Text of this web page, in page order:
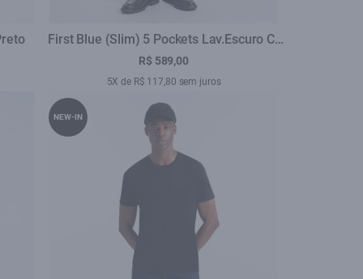
First Blue (Slim) 5 Pockets Lav.Escuro C/
Used
R$ 589,00
5X de R$ 117,80 sem juros
NEW-IN